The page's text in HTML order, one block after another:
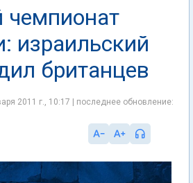
израильский
британцев
2011 г., 10:17 | последнее обновление: